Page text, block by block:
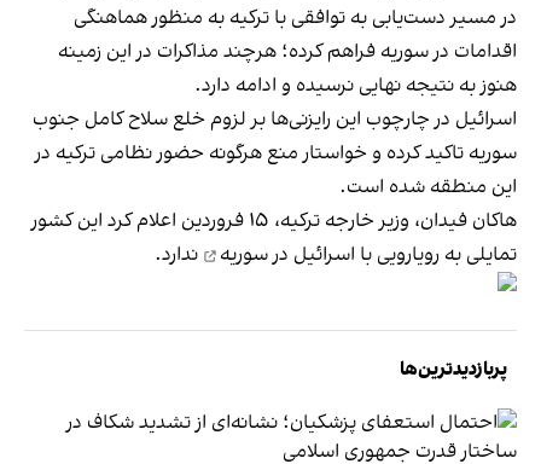
در مسیر دست‌یابی به توافقی با ترکیه به منظور هماهنگی
اقدامات در سوریه فراهم کرده؛ هرچند مذاکرات در این زمینه
هنوز به نتیجه نهایی نرسیده و ادامه دارد.
اسرائیل در چارچوب این رایزنی‌ها بر لزوم خلع سلاح کامل جنوب
سوریه تاکید کرده و خواستار منع هرگونه حضور نظامی ترکیه در
این منطقه شده است.
هاکان فیدان، وزیر خارجه ترکیه، ۱۵ فروردین اعلام کرد این کشور
تمایلی به رویارویی با اسرائیل در سوریه ندارد.
پربازدیدترین‌ها